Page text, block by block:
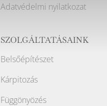
Adatvédelmi nyilatkozat
SZOLGÁLTATÁSAINK
Belsőépítészet
Kárpitozás
Függönyözés